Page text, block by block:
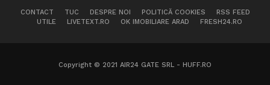
CONTACT TUC DESPRE NOI POLITICĂ COOKIES
RSS FEED
UTILE
LIVETEXT.RO OK IMOBILIARE ARAD FRESH24.RO
Copyright © 2021 AIR24 GATE SRL - HUFF.RO